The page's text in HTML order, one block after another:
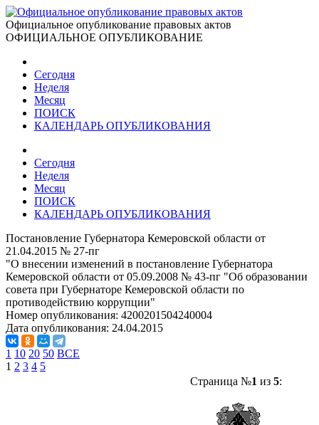
Официальное опубликование правовых актов
ОФИЦИАЛЬНОЕ ОПУБЛИКОВАНИЕ
Сегодня
Неделя
Месяц
ПОИСК
КАЛЕНДАРЬ ОПУБЛИКОВАНИЯ
Сегодня
Неделя
Месяц
ПОИСК
КАЛЕНДАРЬ ОПУБЛИКОВАНИЯ
Постановление Губернатора Кемеровской области от
21.04.2015 № 27-пг
"О внесении изменений в постановление Губернатора
Кемеровской области от 05.09.2008 № 43-пг "Об образовании
совета при Губернаторе Кемеровской области по
противодействию коррупции"
Номер опубликования: 4200201504240004
Дата опубликования: 24.04.2015
1 10 20 50 ВСЕ
1 2 3 4 5
Страница №1 из 5: